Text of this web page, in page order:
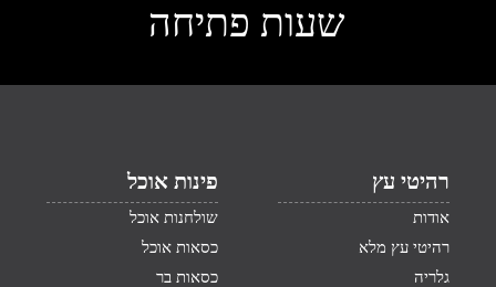
שעות פתיחה
רהיטי עץ
אודות
רהיטי עץ מלא
גלריה
פינות אוכל
שולחנות אוכל
כסאות אוכל
כסאות בר